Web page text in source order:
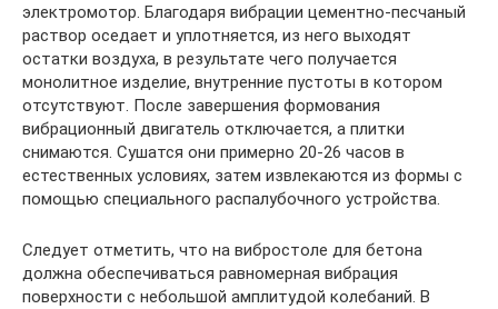
электромотор. Благодаря вибрации цементно-песчаный
раствор оседает и уплотняется, из него выходят
остатки воздуха, в результате чего получается
монолитное изделие, внутренние пустоты в котором
отсутствуют. После завершения формования
вибрационный двигатель отключается, а плитки
снимаются. Сушатся они примерно 20-26 часов в
естественных условиях, затем извлекаются из формы с
помощью специального распалубочного устройства.
Следует отметить, что на вибростоле для бетона
должна обеспечиваться равномерная вибрация
поверхности с небольшой амплитудой колебаний. В